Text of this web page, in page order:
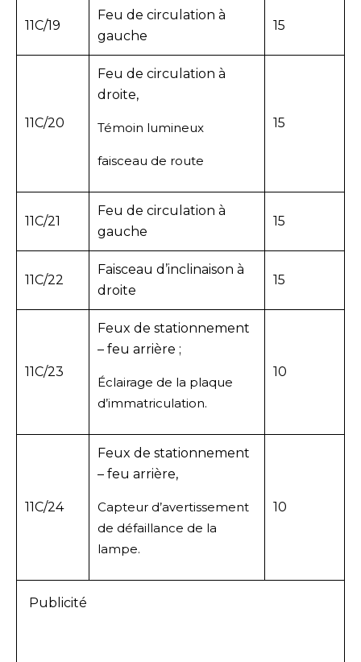
11C/19
Feu de circulation à
gauche
15
11C/20
Feu de circulation à
droite,
Témoin lumineux
faisceau de route
15
11C/21
Feu de circulation à
gauche
15
11C/22
Faisceau d’inclinaison à
droite
15
11C/23
Feux de stationnement
– feu arrière ;
Éclairage de la plaque
d’immatriculation.
10
11C/24
Feux de stationnement
– feu arrière,
Capteur d’avertissement
de défaillance de la
lampe.
10
Publicité